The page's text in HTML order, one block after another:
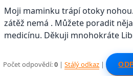
Moji maminku trápí otoky
zátěž nemá . Můžete poradit
medicínu. Děkuji mnohokráte
Počet odpovědí:0 |Stálý odkaz |